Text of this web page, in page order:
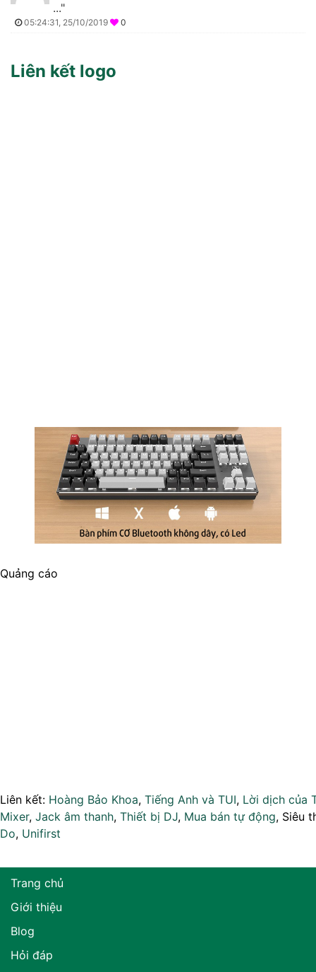
..."
05:24:31, 25/10/2019 0
Liên kết logo
Quảng cáo
Liên kết: Hoàng Bảo Khoa, Tiếng Anh và TUI, Lời dịch của
Mixer, Jack âm thanh, Thiết bị DJ, Mua bán tự động, Siêu
Do, Unifirst
Trang chủ
Giới thiệu
Blog
Hỏi đáp